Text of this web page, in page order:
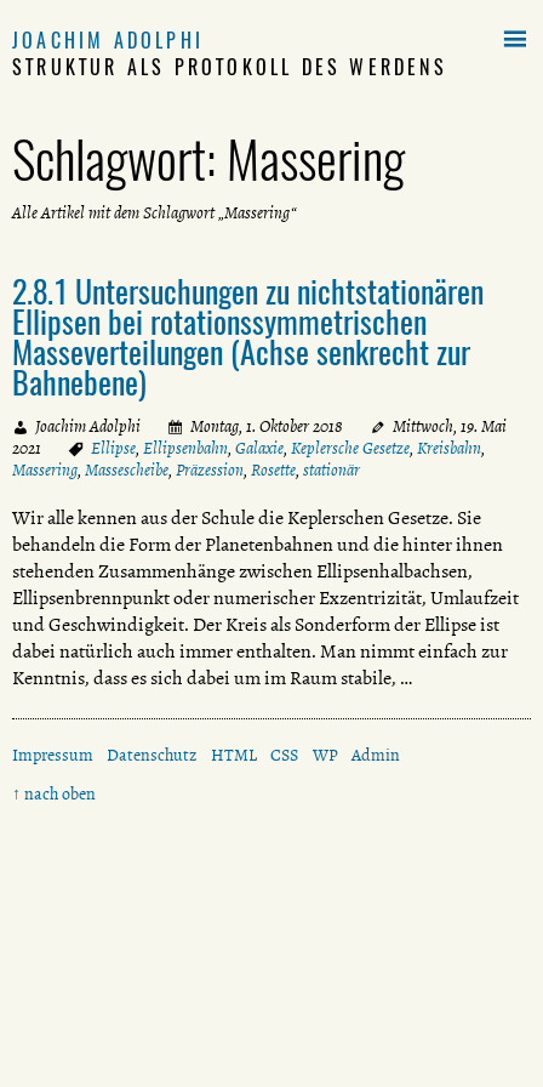
JOACHIM ADOLPHI
STRUKTUR ALS PROTOKOLL DES WERDENS
Schlagwort:Massering
Alle Artikel mit dem Schlagwort „Massering“
2.8.1 Untersuchungen zu nichtstationären
Ellipsen bei rotationssymmetrischen
Masseverteilungen (Achse senkrecht zur
Bahnebene)
Joachim Adolphi Montag, 1. Oktober 2018
Mittwoch, 19. Mai
2021
Ellipse, Ellipsenbahn, Galaxie, Keplersche Gesetze, Kreisbahn,
Massering, Massescheibe, Präzession, Rosette, stationär
Wir alle kennen aus der Schule die Keplerschen Gesetze. Sie
behandeln die Form der Planetenbahnen und die hinter ihnen
stehenden Zusammenhänge zwischen Ellipsenhalbachsen,
Ellipsenbrennpunkt oder numerischer Exzentrizität, Umlaufzeit
und Geschwindigkeit. Der Kreis als Sonderform der Ellipse ist
dabei natürlich auch immer enthalten. Man nimmt einfach zur
Kenntnis, dass es sich dabei um im Raum stabile, …

Impressum Datenschutz HTML CSS WP Admin
↑ nach oben